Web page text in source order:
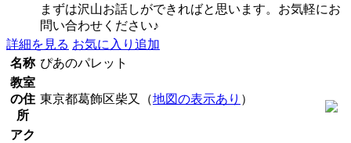
まずは沢山お話しができればと思います。お気軽にお
問い合わせください♪
詳細を見る お気に入り追加
名称 ぴあのパレット
教室
の住
所
東京都葛飾区柴又（地図の表示あり ）
アク